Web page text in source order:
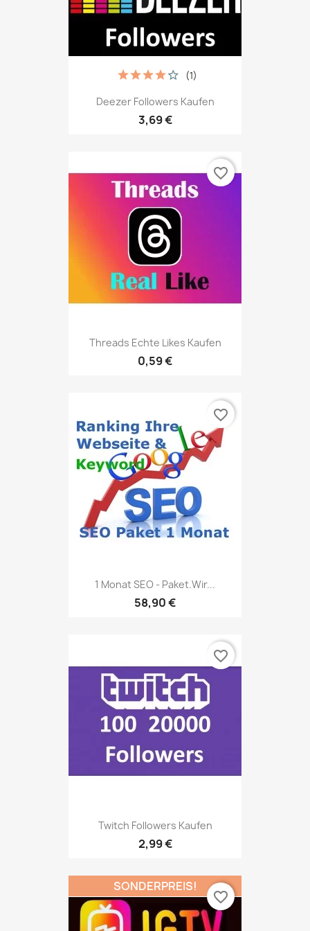
Deezer Followers Kaufen
3,69 €
(1)
Threads Echte Likes Kaufen
0,59 €
favorite_border
1 Monat SEO - Paket.Wir...
58,90 €
favorite_border
Twitch Followers Kaufen
2,99 €
favorite_border
SONDERPREIS!
favorite_border